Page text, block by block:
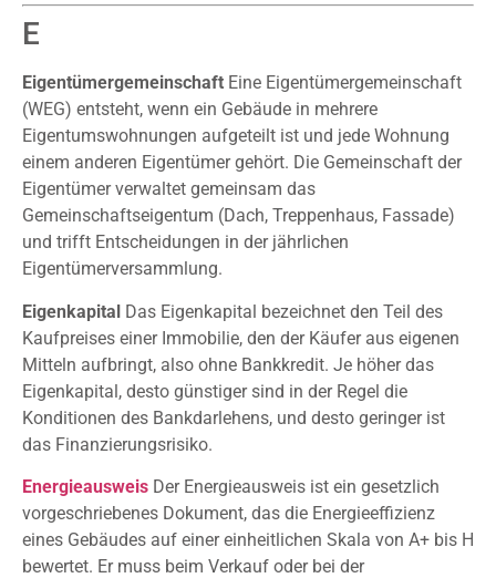
E
Eigentümergemeinschaft Eine Eigentümergemeinschaft
(WEG) entsteht, wenn ein Gebäude in mehrere
Eigentumswohnungen aufgeteilt ist und jede Wohnung
einem anderen Eigentümer gehört. Die Gemeinschaft der
Eigentümer verwaltet gemeinsam das
Gemeinschaftseigentum (Dach, Treppenhaus, Fassade)
und trifft Entscheidungen in der jährlichen
Eigentümerversammlung.
Eigenkapital Das Eigenkapital bezeichnet den Teil des
Kaufpreises einer Immobilie, den der Käufer aus eigenen
Mitteln aufbringt, also ohne Bankkredit. Je höher das
Eigenkapital, desto günstiger sind in der Regel die
Konditionen des Bankdarlehens, und desto geringer ist
das Finanzierungsrisiko.
Energieausweis Der Energieausweis ist ein gesetzlich
vorgeschriebenes Dokument, das die Energieeffizienz
eines Gebäudes auf einer einheitlichen Skala von A+ bis H
bewertet. Er muss beim Verkauf oder bei der